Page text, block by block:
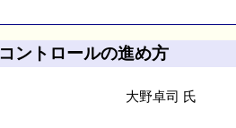
ントロールの進め方
大野卓司 氏